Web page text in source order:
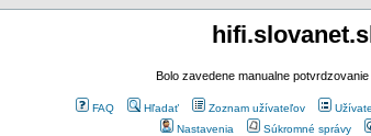
Bolo zavedene manualne
FAQ Hľadať Zoznam užívateľov
Nastavenia
Súkromné správy